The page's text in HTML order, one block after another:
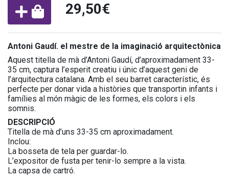
29,50€
Antoni Gaudí. el mestre de la imaginació arquitectònica
Aquest titella de mà d’Antoni Gaudí, d’aproximadament 33-
35 cm, captura l’esperit creatiu i únic d’aquest geni de
l’arquitectura catalana. Amb el seu barret característic, és
perfecte per donar vida a històries que transportin infants i
famílies al món màgic de les formes, els colors i els
somnis.
DESCRIPCIÓ
Titella de mà d’uns 33-35 cm aproximadament.
Inclou:
La bosseta de tela per guardar-lo.
L’expositor de fusta per tenir-lo sempre a la vista.
La capsa de cartró.